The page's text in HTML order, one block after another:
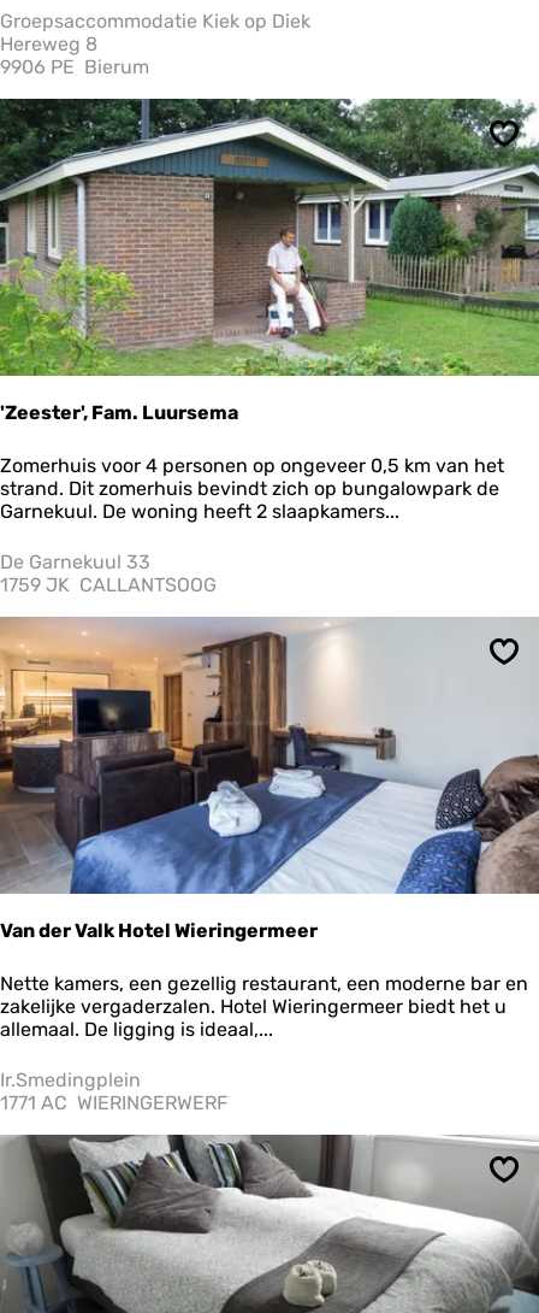
p
s
a
c
o
m
m
o
d
a
t
i
e
K
i
e
k
o
D
i
e
Groepsaccommodatie Kiek op Diek
Hereweg 8
9906 PE Bierum
'Zeester', Fam. Luursema
'
Z
e
s
t
r
'
,
F
a
m
.
L
u
s
e
m
a
Zomerhuis voor 4 personen op ongeveer 0,5 km van het
strand. Dit zomerhuis bevindt zich op bungalowpark de
Garnekuul. De woning heeft 2 slaapkamers...
De Garnekuul 33
1759 JK CALLANTSOOG
Van der Valk Hotel Wieringermeer
V
a
n
e
r
a
e
Nette kamers, een gezellig restaurant, een moderne bar en
zakelijke vergaderzalen. Hotel Wieringermeer biedt het u
allemaal. De ligging is ideaal,...
Ir.Smedingplein
1771 AC WIERINGERWERF